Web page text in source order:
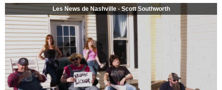
Les News de Nashville - Scott Southworth